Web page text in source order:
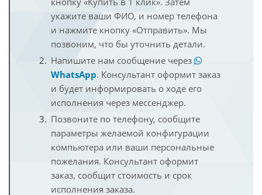
укажите ваши ФИО, и номер телефона
и нажмите кнопку «Отправить». Мы
позвоним, что бы уточнить детали.
Напишите нам сообщение через
WhatsApp. Консультант оформит заказ
и будет информировать о ходе его
исполнения через мессенджер.
Позвоните по телефону, сообщите
параметры желаемой конфигурации
компьютера или ваши персональные
пожелания. Консультант оформит
заказ, сообщит стоимость и срок
исполнения заказа.